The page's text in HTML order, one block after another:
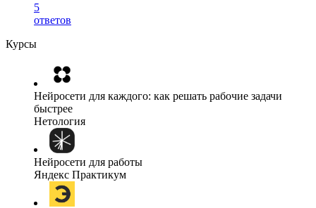
5
ответов
Курсы
Нейросети для каждого: как решать рабочие задачи
быстрее
Нетология
Нейросети для работы
Яндекс Практикум